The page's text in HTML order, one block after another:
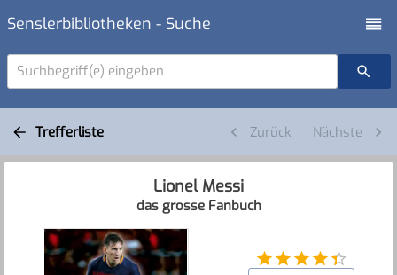
Senslerbibliotheken - Suche
Suchbegriff(e) eingeben
Trefferliste Zurück Nächste
Lionel Messi
das grosse Fanbuch